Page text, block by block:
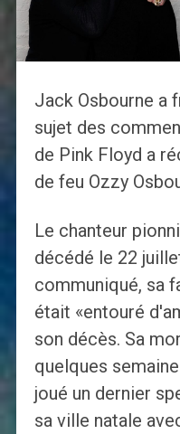
Jack Osbourne a
sujet des
de Pink Floyd a
de feu Ozzy
Le chanteur
décédé le 22
communiqué, sa
était «entouré
son décès. Sa
quelques
joué un dernier
sa ville natale